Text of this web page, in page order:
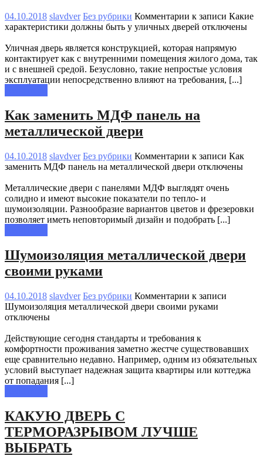
04.10.2018 slavdver Без рубрики Комментарии к записи Какие
характеристики должны быть у уличных дверей отключены
Уличная дверь является конструкцией, которая напрямую
контактирует как с внутренними помещения жилого дома, так
и с внешней средой. Безусловно, такие непростые условия
эксплуатации непосредственно влияют на требования, [...]
Как заменить МДФ панель на
металлической двери
04.10.2018 slavdver Без рубрики Комментарии к записи Как
заменить МДФ панель на металлической двери отключены
Металлические двери с панелями МДФ выглядят очень
солидно и имеют высокие показатели по тепло- и
шумоизоляции. Разнообразие вариантов цветов и фрезеровки
позволяет иметь неповторимый дизайн и подобрать [...]
Шумоизоляция металлической двери
своими руками
04.10.2018 slavdver Без рубрики Комментарии к записи
Шумоизоляция металлической двери своими руками
отключены
Действующие сегодня стандарты и требования к
комфортности проживания заметно жестче существовавших
еще сравнительно недавно. Например, одним из обязательных
условий выступает надежная защита квартиры или коттеджа
от попадания [...]
КАКУЮ ДВЕРЬ С
ТЕРМОРАЗРЫВОМ ЛУЧШЕ
ВЫБРАТЬ